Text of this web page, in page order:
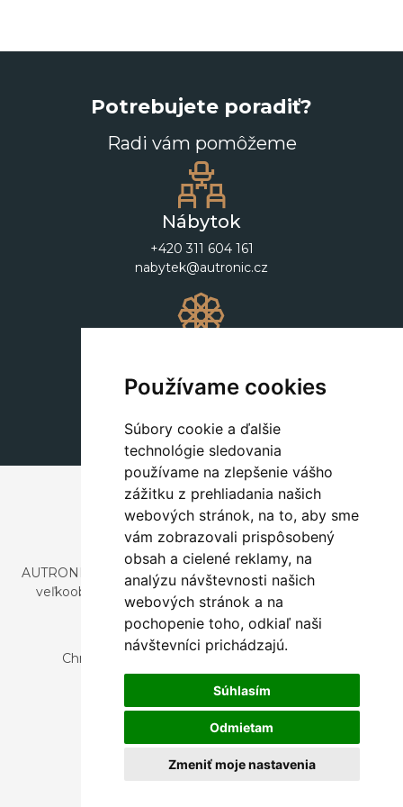
Používame cookies
Súbory cookie a ďalšie
technológie sledovania
používame na zlepšenie vášho
zážitku z prehliadania našich
webových stránok, na to, aby sme
vám zobrazovali prispôsobený
obsah a cielené reklamy, na
analýzu návštevnosti našich
webových stránok a na
pochopenie toho, odkiaľ naši
návštevníci prichádzajú.
Súhlasím
Odmietam
Zmeniť moje nastavenia
Potrebujete poradiť?
Radi vám pomôžeme
Nábytok
+420 311 604 161
nabytek@autronic.cz
+420 311 604 182
dekorace@autronic.cz
AUTRONIC, s.r.o. je spoločnosť zaoberajúca sa dovozom a
veľkoobchodným predajom dizajnového aj štýlového
nábytku a dekorácií.
Česká republika
Chrustenice 270, 267 12 Loděnice u Berouna
Slovensko
Nová 366, 032 02 Závažná Poruba